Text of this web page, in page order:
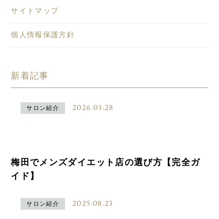
サイトマップ
個人情報保護方針
新着記事
サロン紹介 2026.03.28
梅田でメンズダイエット店の選び方【完全ガ
イド】
サロン紹介 2025.08.23